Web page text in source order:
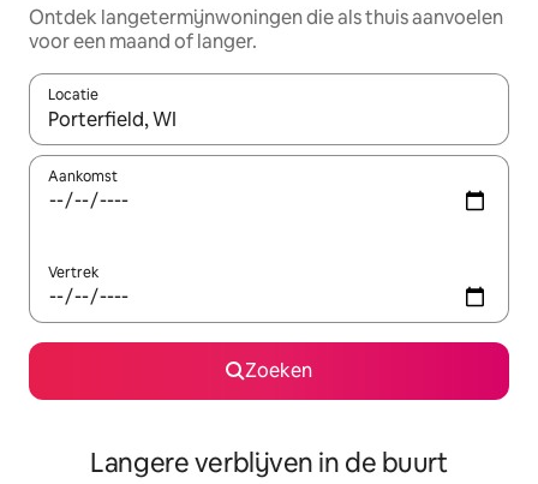
Ontdek langetermijnwoningen die als thuis aanvoelen
voor een maand of langer.
Locatie
Wanneer er resultaten beschikbaar zijn, maak je een keuze
Aankomst
Vertrek
Zoeken
Langere verblijven in de buurt